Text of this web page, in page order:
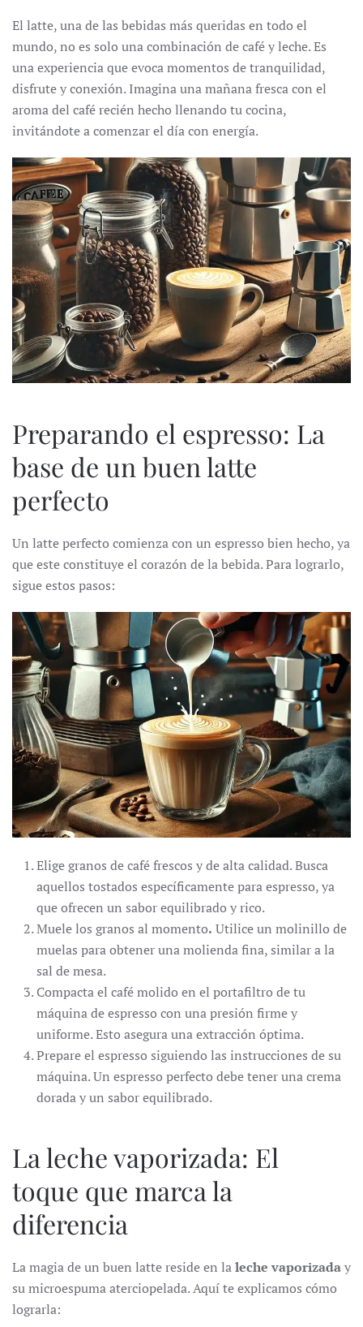
El latte, una de las bebidas más queridas en todo el
mundo, no es solo una combinación de café y leche. Es
una experiencia que evoca momentos de tranquilidad,
disfrute y conexión. Imagina una mañana fresca con el
aroma del café recién hecho llenando tu cocina,
invitándote a comenzar el día con energía.
Preparando el espresso: La
base de un buen latte
perfecto
Un latte perfecto comienza con un espresso bien hecho, ya
que este constituye el corazón de la bebida. Para lograrlo,
sigue estos pasos:
Elige granos de café frescos y de alta calidad. Busca
aquellos tostados específicamente para espresso, ya
que ofrecen un sabor equilibrado y rico.
Muele los granos al momento. Utilice un molinillo de
muelas para obtener una molienda fina, similar a la
sal de mesa.
Compacta el café molido en el portafiltro de tu
máquina de espresso con una presión firme y
uniforme. Esto asegura una extracción óptima.
Prepare el espresso siguiendo las instrucciones de su
máquina. Un espresso perfecto debe tener una crema
dorada y un sabor equilibrado.
La leche vaporizada: El
toque que marca la
diferencia
La magia de un buen latte reside en laleche vaporizaday
su microespuma aterciopelada. Aquí te explicamos cómo
lograrla: